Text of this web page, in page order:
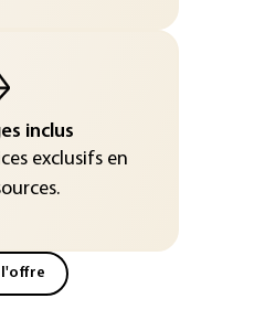
inclus
exclusifs en
l'offre